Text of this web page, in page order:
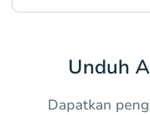
Unduh
Dapatkan